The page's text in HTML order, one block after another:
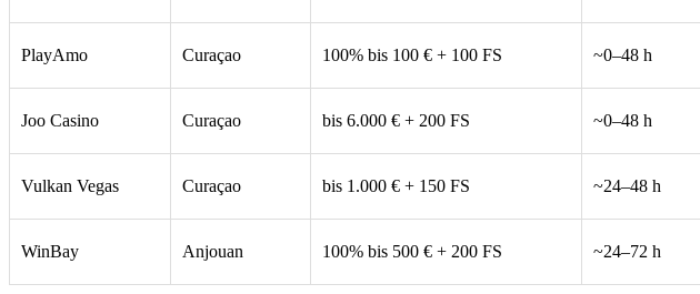
PlayAmo Curaçao 100% bis 100 € + 100 FS ~0–48 h
Joo Casino Curaçao bis 6.000 € + 200 FS ~0–48 h
Vulkan Vegas Curaçao bis 1.000 € + 150 FS ~24–48 h
WinBay Anjouan 100% bis 500 € + 200 FS ~24–72 h